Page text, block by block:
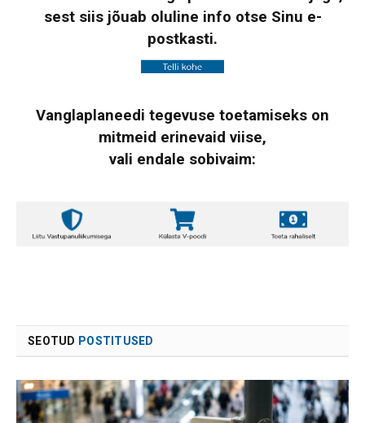
sest siis jõuab oluline info otse Sinu e-
postkasti.
Vanglaplaneedi tegevuse toetamiseks on
mitmeid erinevaid viise,
vali endale sobivaim:
SEOTUD POSTITUSED